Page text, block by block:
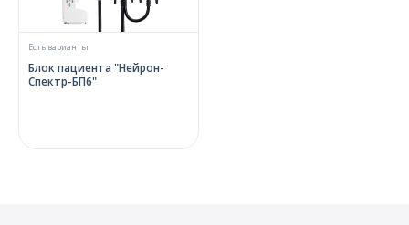
Есть варианты
Блок пациента "Нейрон-
Спектр-БП6"